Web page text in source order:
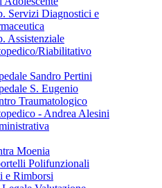
Servizi Diagnostici e
Assistenziale
Riabilitativo
Sandro Pertini
S. Eugenio
Traumatologico
- Andrea Alesini
Moenia
Polifunzionali
e Rimborsi